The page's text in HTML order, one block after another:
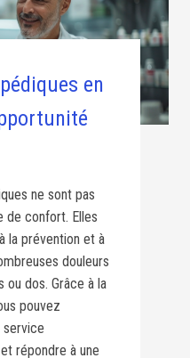
en
ne sont pas
de confort. Elles
la prévention et à
douleurs
ou dos. Grâce à la
pouvez
répondre à une